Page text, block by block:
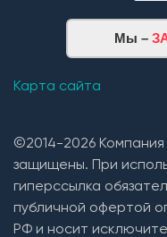
Мы –
Карта сайта
©2014-2026
защищены. При
гиперссылка
публичной офертой
РФ и носит